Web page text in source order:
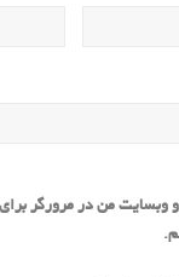
وبسایت من در مرورگر